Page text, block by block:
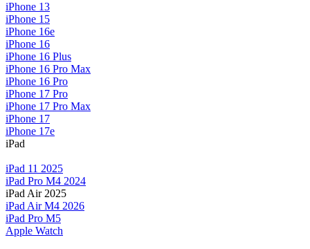
iPhone 13
iPhone 15
iPhone 16e
iPhone 16
iPhone 16 Plus
iPhone 16 Pro Max
iPhone 16 Pro
iPhone 17 Pro
iPhone 17 Pro Max
iPhone 17
iPhone 17e
iPad
iPad 11 2025
iPad Pro M4 2024
iPad Air 2025
iPad Air M4 2026
iPad Pro M5
Apple Watch